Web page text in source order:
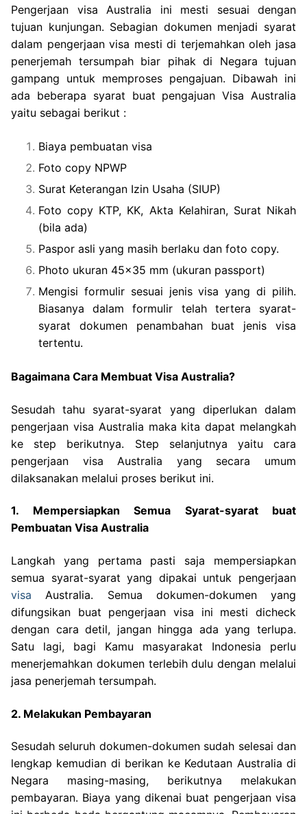
Pengerjaan visa Australia ini mesti sesuai dengan
tujuan kunjungan. Sebagian dokumen menjadi syarat
dalam pengerjaan visa mesti di terjemahkan oleh jasa
penerjemah tersumpah biar pihak di Negara tujuan
gampang untuk memproses pengajuan. Dibawah ini
ada beberapa syarat buat pengajuan Visa Australia
yaitu sebagai berikut :
Biaya pembuatan visa
Foto copy NPWP
Surat Keterangan Izin Usaha (SIUP)
Foto copy KTP, KK, Akta Kelahiran, Surat Nikah
(bila ada)
Paspor asli yang masih berlaku dan foto copy.
Photo ukuran 45×35 mm (ukuran passport)
Mengisi formulir sesuai jenis visa yang di pilih.
Biasanya dalam formulir telah tertera syarat-
syarat dokumen penambahan buat jenis visa
tertentu.
Bagaimana Cara Membuat Visa Australia?
Sesudah tahu syarat-syarat yang diperlukan dalam
pengerjaan visa Australia maka kita dapat melangkah
ke step berikutnya. Step selanjutnya yaitu cara
pengerjaan visa Australia yang secara umum
dilaksanakan melalui proses berikut ini.
1. Mempersiapkan Semua Syarat-syarat buat
Pembuatan Visa Australia
Langkah yang pertama pasti saja mempersiapkan
semua syarat-syarat yang dipakai untuk pengerjaan
visa Australia. Semua dokumen-dokumen yang
difungsikan buat pengerjaan visa ini mesti dicheck
dengan cara detil, jangan hingga ada yang terlupa.
Satu lagi, bagi Kamu masyarakat Indonesia perlu
menerjemahkan dokumen terlebih dulu dengan melalui
jasa penerjemah tersumpah.
2. Melakukan Pembayaran
Sesudah seluruh dokumen-dokumen sudah selesai dan
lengkap kemudian di berikan ke Kedutaan Australia di
Negara masing-masing, berikutnya melakukan
pembayaran. Biaya yang dikenai buat pengerjaan visa